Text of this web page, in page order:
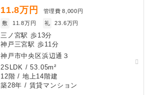
11.8万円 管理費 8,000円
敷
11.8万円 礼 23.6万円
三ノ宮駅 歩13分
神戸三宮駅 歩11分
神戸市中央区浜辺通３
2SLDK /53.05m²
12階 / 地上14階建
築28年 / 賃貸マンション